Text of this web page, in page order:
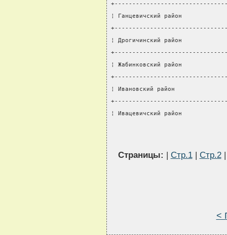
¦ Ганцевичский район
¦ Дрогичинский район
¦ Жабинковский район
¦ Ивановский район
¦ Ивацевичский район
Страницы: | Стр.1| Стр.2
<